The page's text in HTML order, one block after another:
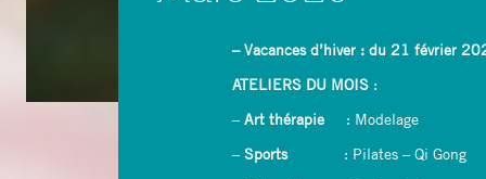
– Vacances d’hiver : du 21 février
ATELIERS DU MOIS :
– Art thérapie : Modelage
– Sports
: Pilates – Qi Gong